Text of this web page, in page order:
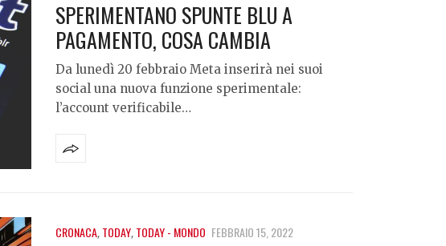
SPERIMENTANO SPUNTE BLU A
PAGAMENTO, COSA CAMBIA
Da lunedì 20 febbraio Meta inserirà nei suoi
social una nuova funzione sperimentale:
l’account verificabile…
CRONACA,TODAY,TODAY - MONDO FEBBRAIO 15, 2022